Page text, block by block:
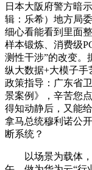
日本大阪府警方暗
辑：乐希）地方局
细心看能看到里面
样本锻炼、消费级
测性干涉”的改变。
纵大数据+大模子手
政策指导：广东省
景案例》，辛苦您
得知动静后，又能
拿马总统穆利诺公
断系统？
以场景为载体，2